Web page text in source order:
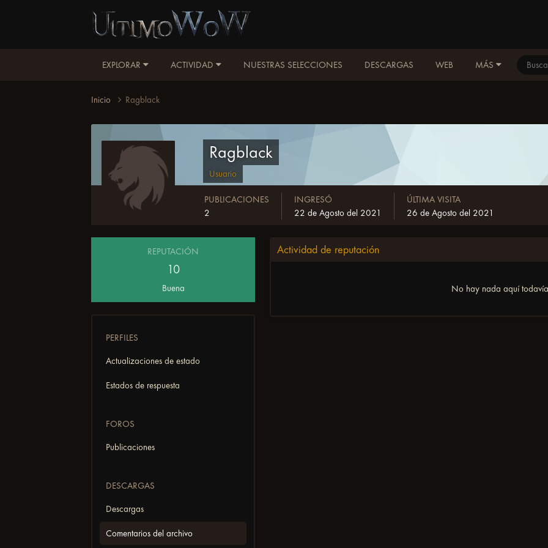
EXPLORAR ACTIVIDAD NUESTRAS SELECCIONES DESCARGAS WEB MÁS
Inicio Ragblack
Ragblack
Usuario
PUBLICACIONES
2
INGRESÓ
22 de Agosto del 2021
ÚLTIMA VISITA
26 de Agosto del 2021
REPUTACIÓN
10
Buena
PERFILES
Actualizaciones de estado
Estados de respuesta
FOROS
Publicaciones
DESCARGAS
Descargas
Comentarios del archivo
Actividad de reputación
No hay nada aquí